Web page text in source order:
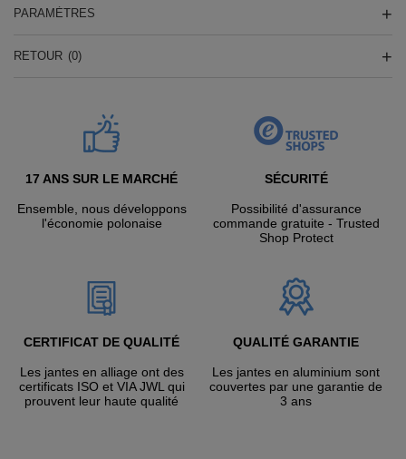
PARAMÈTRES
RETOUR (0)
17 ANS SUR LE MARCHÉ
Ensemble, nous développons
l'économie polonaise
SÉCURITÉ
Possibilité d'assurance
commande gratuite - Trusted
Shop Protect
CERTIFICAT DE QUALITÉ
Les jantes en alliage ont des
certificats ISO et VIA JWL qui
prouvent leur haute qualité
QUALITÉ GARANTIE
Les jantes en aluminium sont
couvertes par une garantie de
3 ans